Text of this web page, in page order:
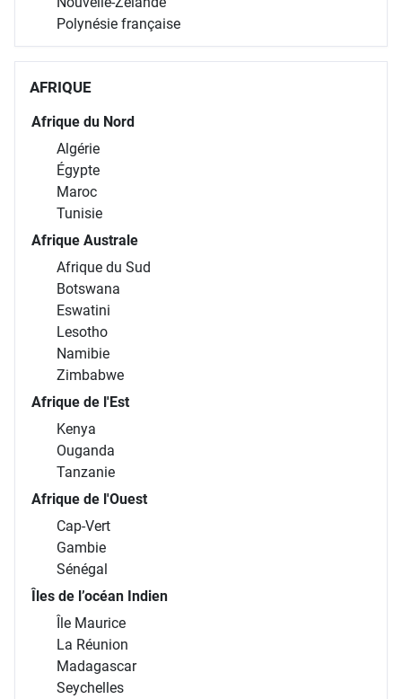
Polynésie française
AFRIQUE
Afrique du Nord
Algérie
Égypte
Maroc
Tunisie
Afrique Australe
Afrique du Sud
Botswana
Eswatini
Lesotho
Namibie
Zimbabwe
Afrique de l'Est
Kenya
Ouganda
Tanzanie
Afrique de l'Ouest
Cap-Vert
Gambie
Sénégal
Îles de l’océan Indien
Île Maurice
La Réunion
Madagascar
Seychelles